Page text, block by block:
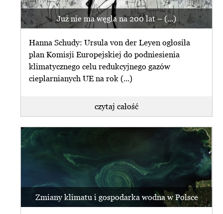
Już nie ma węgla na 200 lat – (...)
Hanna Schudy: Ursula von der Leyen ogłosiła
plan Komisji Europejskiej do podniesienia
klimatycznego celu redukcyjnego gazów
cieplarnianych UE na rok (...)
czytaj całość
Zmiany klimatu i gospodarka wodna w Polsce